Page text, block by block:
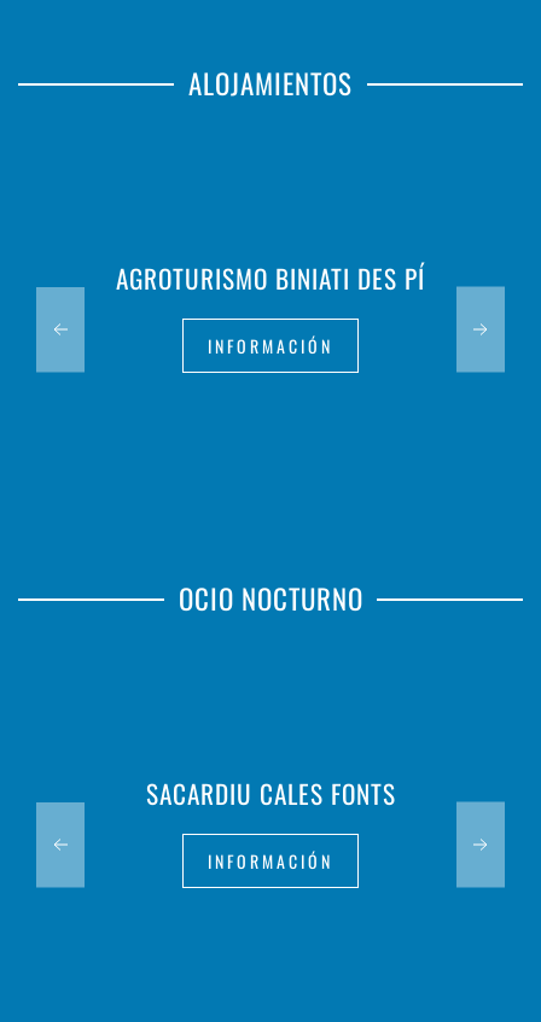
ALOJAMIENTOS
AGROTURISMO BINIATI DES PÍ
INFORMACIÓN
OCIO NOCTURNO
SACARDIU CALES FONTS
INFORMACIÓN